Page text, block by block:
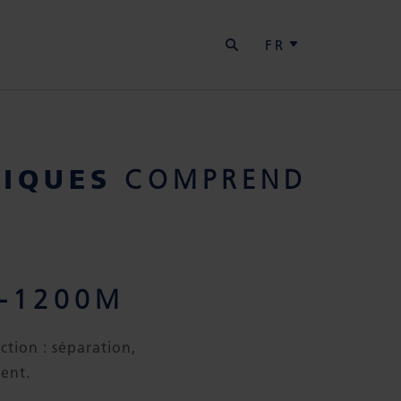
FR
COMPREND
1200M
: séparation,